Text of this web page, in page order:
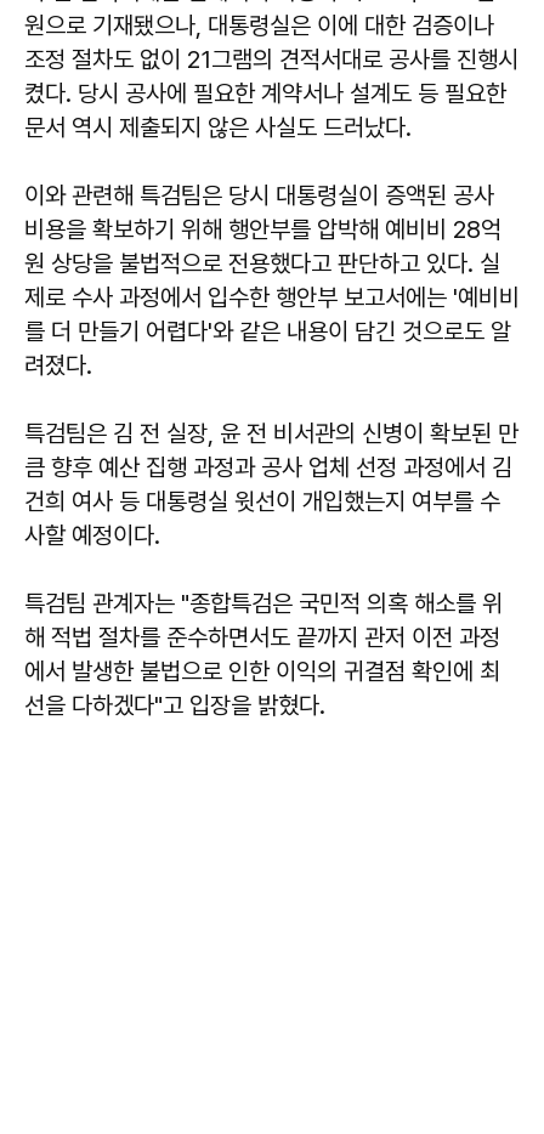
원으로 기재됐으나, 대통령실은 이에 대한 검증이나
조정 절차도 없이 21그램의 견적서대로 공사를 진행시
켰다. 당시 공사에 필요한 계약서나 설계도 등 필요한
문서 역시 제출되지 않은 사실도 드러났다.
이와 관련해 특검팀은 당시 대통령실이 증액된 공사
비용을 확보하기 위해 행안부를 압박해 예비비 28억
원 상당을 불법적으로 전용했다고 판단하고 있다. 실
제로 수사 과정에서 입수한 행안부 보고서에는 '예비비
를 더 만들기 어렵다'와 같은 내용이 담긴 것으로도 알
려졌다.
특검팀은 김 전 실장, 윤 전 비서관의 신병이 확보된 만
큼 향후 예산 집행 과정과 공사 업체 선정 과정에서 김
건희 여사 등 대통령실 윗선이 개입했는지 여부를 수
사할 예정이다.
특검팀 관계자는 "종합특검은 국민적 의혹 해소를 위
해 적법 절차를 준수하면서도 끝까지 관저 이전 과정
에서 발생한 불법으로 인한 이익의 귀결점 확인에 최
선을 다하겠다"고 입장을 밝혔다.